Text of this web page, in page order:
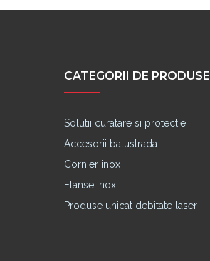
CATEGORII DE PRODUSE
Solutii curatare si protectie
Accesorii balustrada
Cornier inox
Flanse inox
Produse unicat debitate laser